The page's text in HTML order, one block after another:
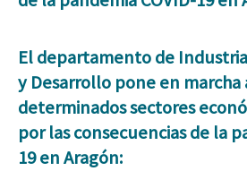
El departamento de
y Desarrollo pone en marcha
determinados sectores
por las consecuencias de la
19 en Aragón: